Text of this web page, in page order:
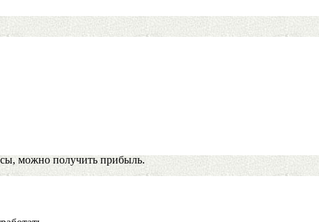
можно получить прибыль.